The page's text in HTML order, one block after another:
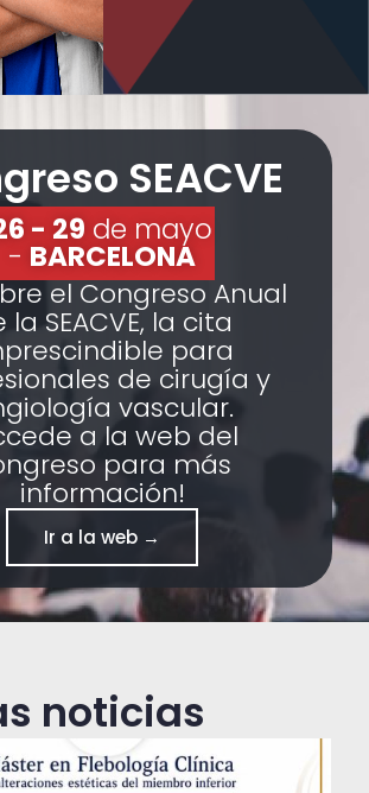
SEACVE
- 29 de mayo
- BARCELONA
el Congreso Anual
la SEACVE, la cita
para
de cirugía y
vascular.
a la web del
para más
información!
Ir a la web →
noticias